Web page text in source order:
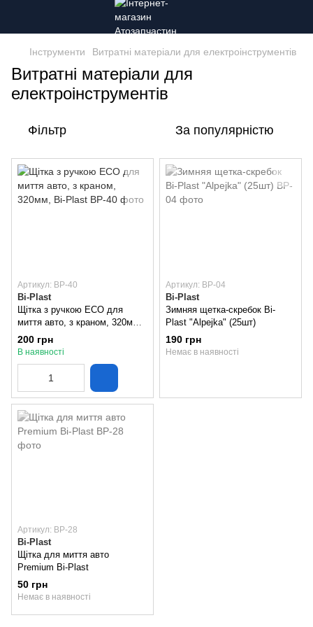
Інструменти Витратні матеріали для електроінструментів
Витратні матеріали для
електроінструментів
Фільтр За популярністю
Артикул: ВР-40
Bi-Plast
Щітка з ручкою ECO для
миття авто, з краном, 320мм,
Bi-Plast
200 грн
В наявності
Артикул: BP-04
Bi-Plast
Зимняя щетка-скребок Bi-
Plast "Alpejka" (25шт)
190 грн
Немає в наявності
Артикул: BP-28
Bi-Plast
Щітка для миття авто
Premium Bi-Plast
50 грн
Немає в наявності